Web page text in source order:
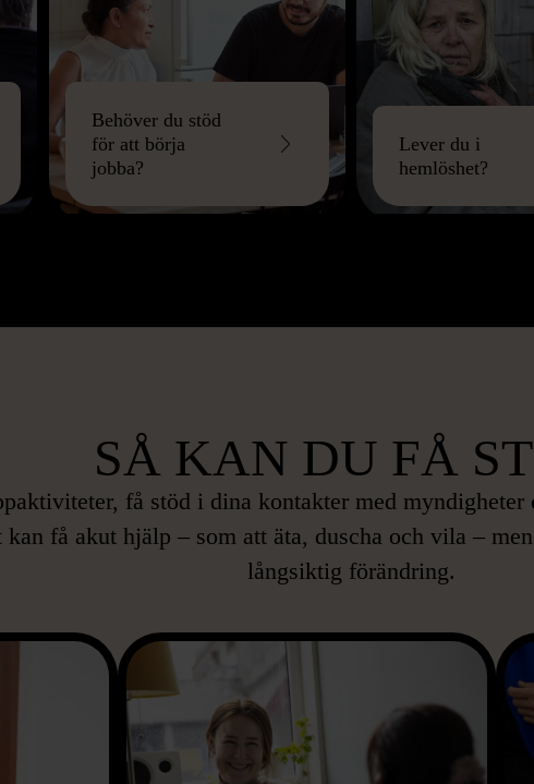
Behöver du stöd
för att börja
jobba?
Lever du i
hemlöshet?
SÅ KAN DU FÅ
få stöd i dina kontakter med
kan få akut hjälp – som att äta, duscha och vila –
långsiktig förändring.